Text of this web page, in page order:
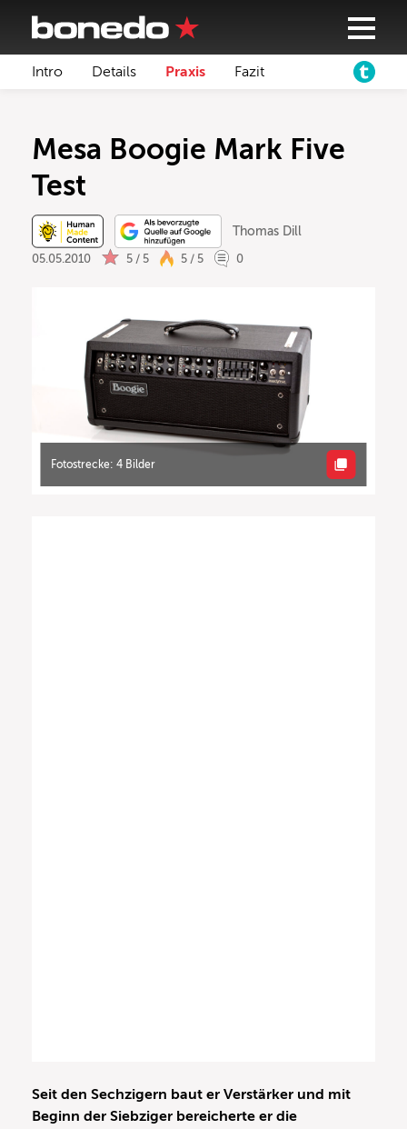
Intro Details Praxis Fazit
Mesa Boogie Mark Five
Test
Thomas Dill
05.05.2010 5 / 5 5 / 5 0
Fotostrecke: 4 Bilder
Seit den Sechzigern baut er Verstärker und mit
Beginn der Siebziger bereicherte er die